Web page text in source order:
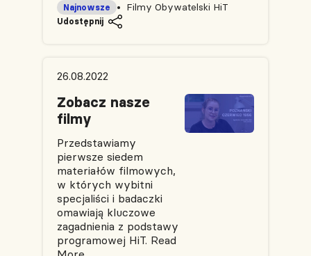
Filmy Obywatelski HiT
Najnowsze
Udostępnij
26.08.2022
Zobacz nasze
filmy
Przedstawiamy
pierwsze siedem
materiałów filmowych,
w których wybitni
specjaliści i badaczki
omawiają kluczowe
zagadnienia z podstawy
programowej HiT. Read